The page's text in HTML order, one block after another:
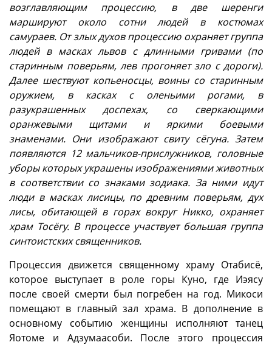
возглавляющим процессию, в две шеренги
маршируют около сотни людей в костюмах
самураев. От злых духов процессию охраняет группа
людей в масках львов с длинными гривами (по
старинным поверьям, лев прогоняет зло с дороги).
Далее шествуют копьеносцы, воины со старинным
оружием, в касках с оленьими рогами, в
разукрашенных доспехах, со сверкающими
оранжевыми щитами и яркими боевыми
знаменами. Они изображают свиту сёгуна. Затем
появляются 12 мальчиков-прислужников, головные
уборы которых украшены изображениями животных
в соответствии со знаками зодиака. За ними идут
люди в масках лисицы, по древним поверьям, дух
лисы, обитающей в горах вокруг Никко, охраняет
храм Тосёгу. В процессе участвует большая группа
синтоистских священников.
Процессия движется священному храму Отабисё,
которое выступает в роле горы Куно, где Иэясу
после своей смерти был погребен на год. Микоси
помещают в главный зал храма. В дополнение в
основному событию женщины исполняют танец
Яотоме и Адзумаасоби. После этого процессия